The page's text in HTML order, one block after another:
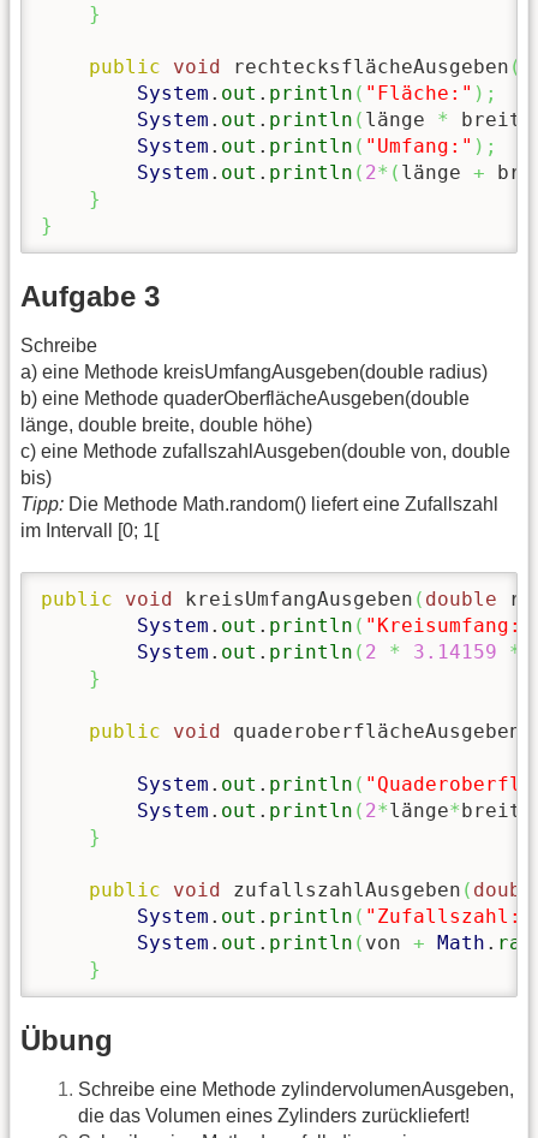
}
public void rechtecksflächeAusgeben (
System . out . println ( "Fläche:" ) ;
System . out . println ( länge * breite
System . out . println ( "Umfang:" ) ;
System . out . println ( 2* ( länge +
}
}
Aufgabe 3
Schreibe
a) eine Methode kreisUmfangAusgeben(double radius)
b) eine Methode quaderOberflächeAusgeben(double
länge, double breite, double höhe)
c) eine Methode zufallszahlAusgeben(double von, double
bis)
Tipp: Die Methode Math.random() liefert eine Zufallszahl
im Intervall [0; 1[
public void kreisUmfangAusgeben ( double
System . out . println ( "Kreisumfang:
System . out . println ( 2 * 3.14159 *
}
public void quaderoberflächeAusgeben
System . out . println (
System . out . println ( 2*länge*
}
public void zufallszahlAusgeben (
System . out . println ( "Zufallszahl:
System . out . println ( von + Math .
}
Übung
Schreibe eine Methode zylindervolumenAusgeben,
die das Volumen eines Zylinders zurückliefert!